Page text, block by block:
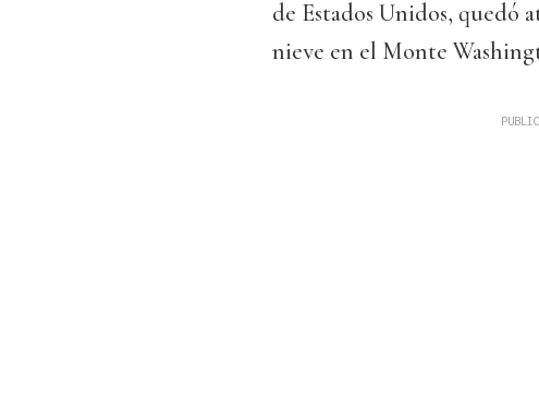
de Estados Unidos, quedó
nieve en el Monte